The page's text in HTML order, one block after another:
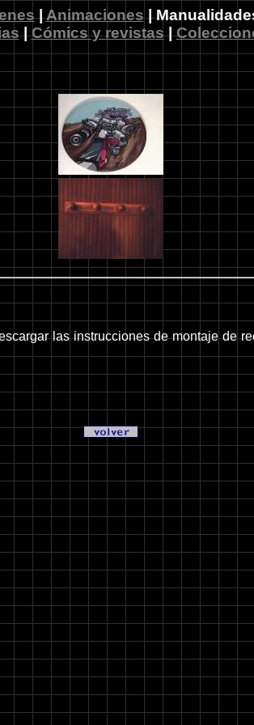
|Animaciones|
|Cómics y revistas|
las instrucciones de montaje de